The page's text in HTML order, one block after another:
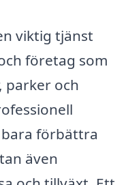
viktig tjänst
företag som
parker och
förbättra
även